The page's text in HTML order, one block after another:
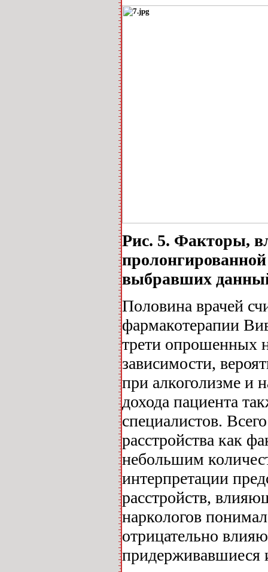
Рис. 5. Факторы,
выбравших
Половина врачей
фармакотерапии
трети опрошенных
зависимости,
при алкоголизме и
дохода пациента
специалистов.
расстройства как
небольшим
интерпретации
расстройств,
наркологов
отрицательно
придерживавшиеся